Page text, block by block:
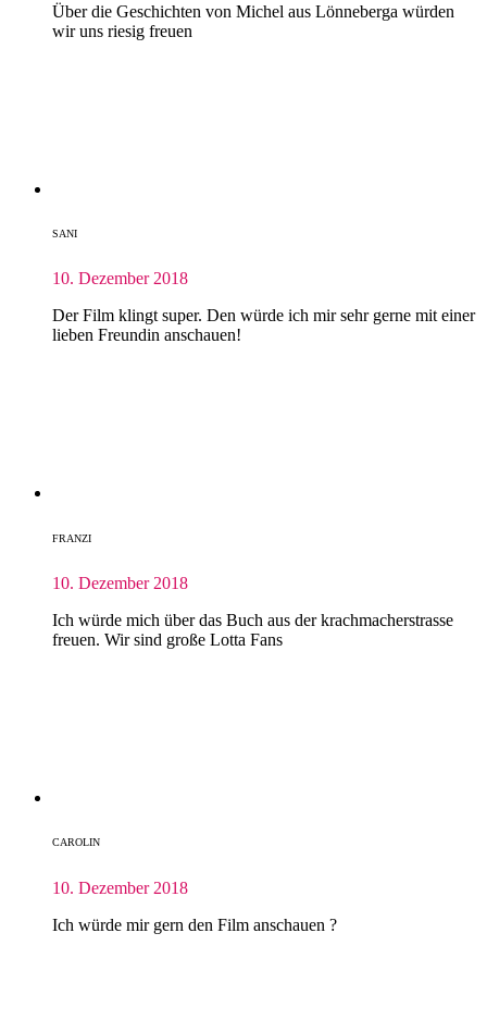
Über die Geschichten von Michel aus Lönneberga würden
wir uns riesig freuen
SANI
10. Dezember 2018
Der Film klingt super. Den würde ich mir sehr gerne mit einer
lieben Freundin anschauen!
FRANZI
10. Dezember 2018
Ich würde mich über das Buch aus der krachmacherstrasse
freuen. Wir sind große Lotta Fans
CAROLIN
10. Dezember 2018
Ich würde mir gern den Film anschauen ?